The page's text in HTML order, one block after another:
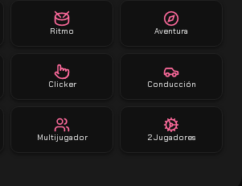
Ritmo Aventura
Clicker Conducción
Multijugador 2 Jugadores